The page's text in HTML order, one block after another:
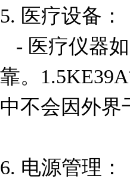
5. 医疗设备：
靠。
中不会因外界
6. 电源管理：